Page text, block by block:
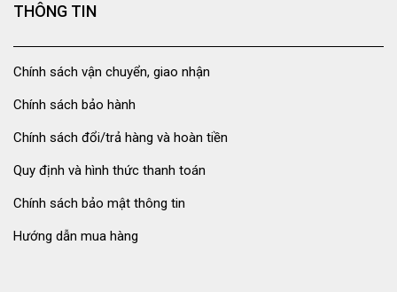
THÔNG TIN
Chính sách vận chuyển, giao nhận
Chính sách bảo hành
Chính sách đổi/trả hàng và hoàn tiền
Quy định và hình thức thanh toán
Chính sách bảo mật thông tin
Hướng dẫn mua hàng